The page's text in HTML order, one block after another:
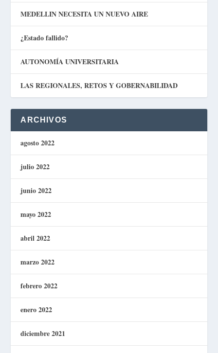
MEDELLIN NECESITA UN NUEVO AIRE
¿Estado fallido?
AUTONOMÍA UNIVERSITARIA
LAS REGIONALES, RETOS Y GOBERNABILIDAD
ARCHIVOS
agosto 2022
julio 2022
junio 2022
mayo 2022
abril 2022
marzo 2022
febrero 2022
enero 2022
diciembre 2021